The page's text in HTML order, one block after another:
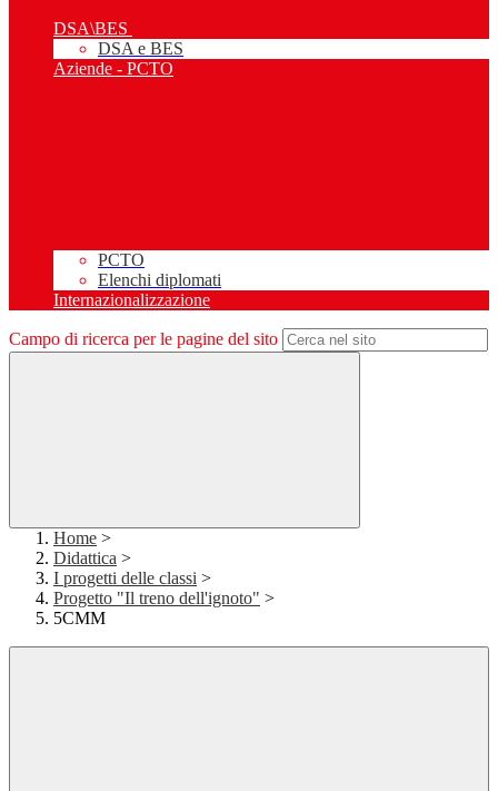
DSA\BES
DSA e BES
Aziende - PCTO
PCTO
Elenchi diplomati
Internazionalizzazione
Campo di ricerca per le pagine del sito
Home >
Didattica >
I progetti delle classi >
Progetto "Il treno dell'ignoto" >
5CMM